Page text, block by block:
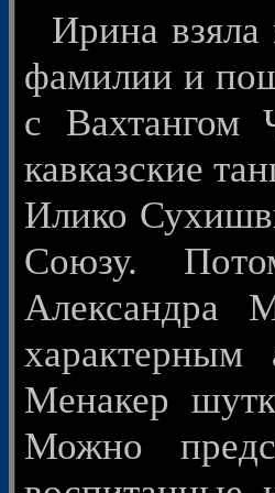
Ирина взяла
фамилии и
с Вахтангом
кавказские
Илико
Союзу.
Александра
Менакер
Можно